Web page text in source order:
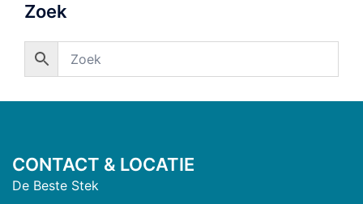
Zoek
CONTACT & LOCATIE
De Beste Stek